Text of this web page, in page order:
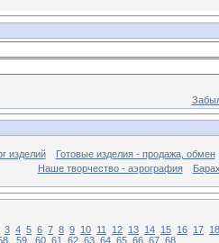
изделий
Готовые изделия - продажа, обмен
Наше творчество - аэрография
3 4 5 6 7 8 9 10 11 12 13 14 15 16 17 18
59 60 61 62 63 64 65 66 67 68